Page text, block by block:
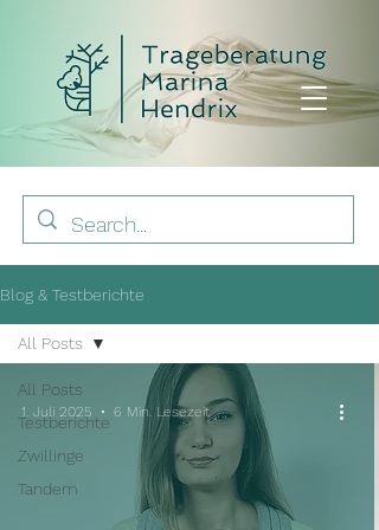
Blog & Testberichte
All Posts
Testberichte
Zwillinge
Tandem
All Posts
1. Juli 2025 6 Min. Lesezeit